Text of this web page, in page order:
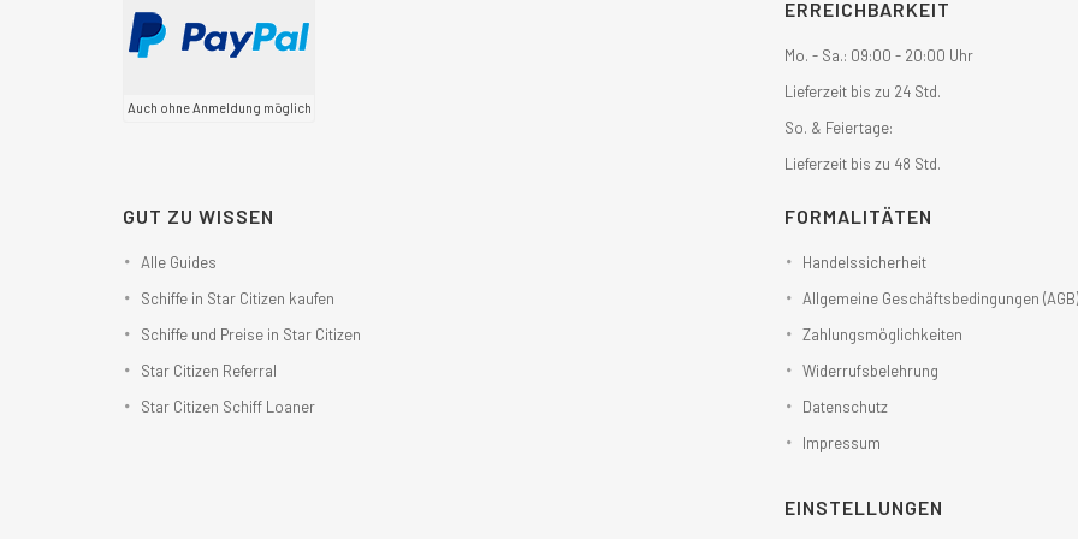
Auch ohne Anmeldung möglich
ERREICHBARKEIT
Mo. - Sa.: 09:00 - 20:00 Uhr
Lieferzeit bis zu 24 Std.
So. & Feiertage:
Lieferzeit bis zu 48 Std.
GUT ZU WISSEN
Alle Guides
Schiffe in Star Citizen kaufen
Schiffe und Preise in Star Citizen
Star Citizen Referral
Star Citizen Schiff Loaner
FORMALITÄTEN
Handelssicherheit
Allgemeine Geschäftsbedingungen (AGB)
Zahlungsmöglichkeiten
Widerrufsbelehrung
Datenschutz
Impressum
EINSTELLUNGEN